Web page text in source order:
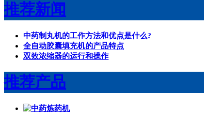
推荐新闻
中药制丸机的工作方法和优点是什么?
全自动胶囊填充机的产品特点
双效浓缩器的运行和操作
推荐产品